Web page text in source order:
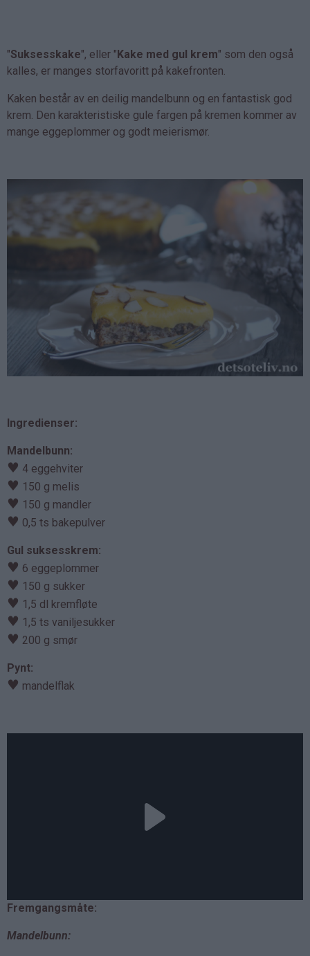
"Suksesskake", eller "Kake med gul krem" som den også
kalles, er manges storfavoritt på kakefronten.
Kaken består av en deilig mandelbunn og en fantastisk god
krem. Den karakteristiske gule fargen på kremen kommer av
mange eggeplommer og godt meierismør.
Ingredienser:
Mandelbunn:
♥ 4 eggehviter
♥ 150 g melis
♥ 150 g mandler
♥ 0,5 ts bakepulver
Gul suksesskrem:
♥ 6 eggeplommer
♥ 150 g sukker
♥ 1,5 dl kremfløte
♥ 1,5 ts vaniljesukker
♥ 200 g smør
Pynt:
♥ mandelflak
Fremgangsmåte:
Mandelbunn: